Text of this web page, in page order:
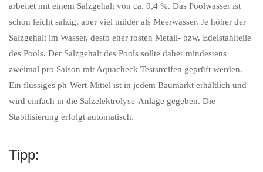
arbeitet mit einem Salzgehalt von ca. 0,4 %. Das Poolwasser ist
schon leicht salzig, aber viel milder als Meerwasser. Je höher der
Salzgehalt im Wasser, desto eher rosten Metall- bzw. Edelstahlteile
des Pools. Der Salzgehalt des Pools sollte daher mindestens
zweimal pro Saison mit Aquacheck Teststreifen geprüft werden.
Ein flüssiges ph-Wert-Mittel ist in jedem Baumarkt erhältlich und
wird einfach in die Salzelektrolyse-Anlage gegeben. Die
Stabilisierung erfolgt automatisch.
Tipp: